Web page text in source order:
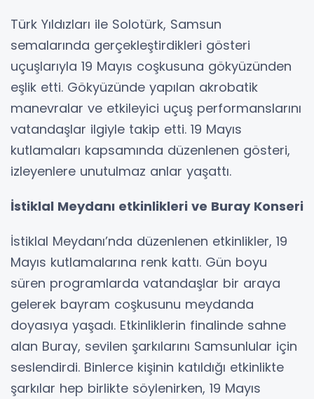
Türk Yıldızları ile Solotürk, Samsun
semalarında gerçekleştirdikleri gösteri
uçuşlarıyla 19 Mayıs coşkusuna gökyüzünden
eşlik etti. Gökyüzünde yapılan akrobatik
manevralar ve etkileyici uçuş performanslarını
vatandaşlar ilgiyle takip etti. 19 Mayıs
kutlamaları kapsamında düzenlenen gösteri,
izleyenlere unutulmaz anlar yaşattı.
İstiklal Meydanı etkinlikleri ve Buray Konseri
İstiklal Meydanı’nda düzenlenen etkinlikler, 19
Mayıs kutlamalarına renk kattı. Gün boyu
süren programlarda vatandaşlar bir araya
gelerek bayram coşkusunu meydanda
doyasıya yaşadı. Etkinliklerin finalinde sahne
alan Buray, sevilen şarkılarını Samsunlular için
seslendirdi. Binlerce kişinin katıldığı etkinlikte
şarkılar hep birlikte söylenirken, 19 Mayıs